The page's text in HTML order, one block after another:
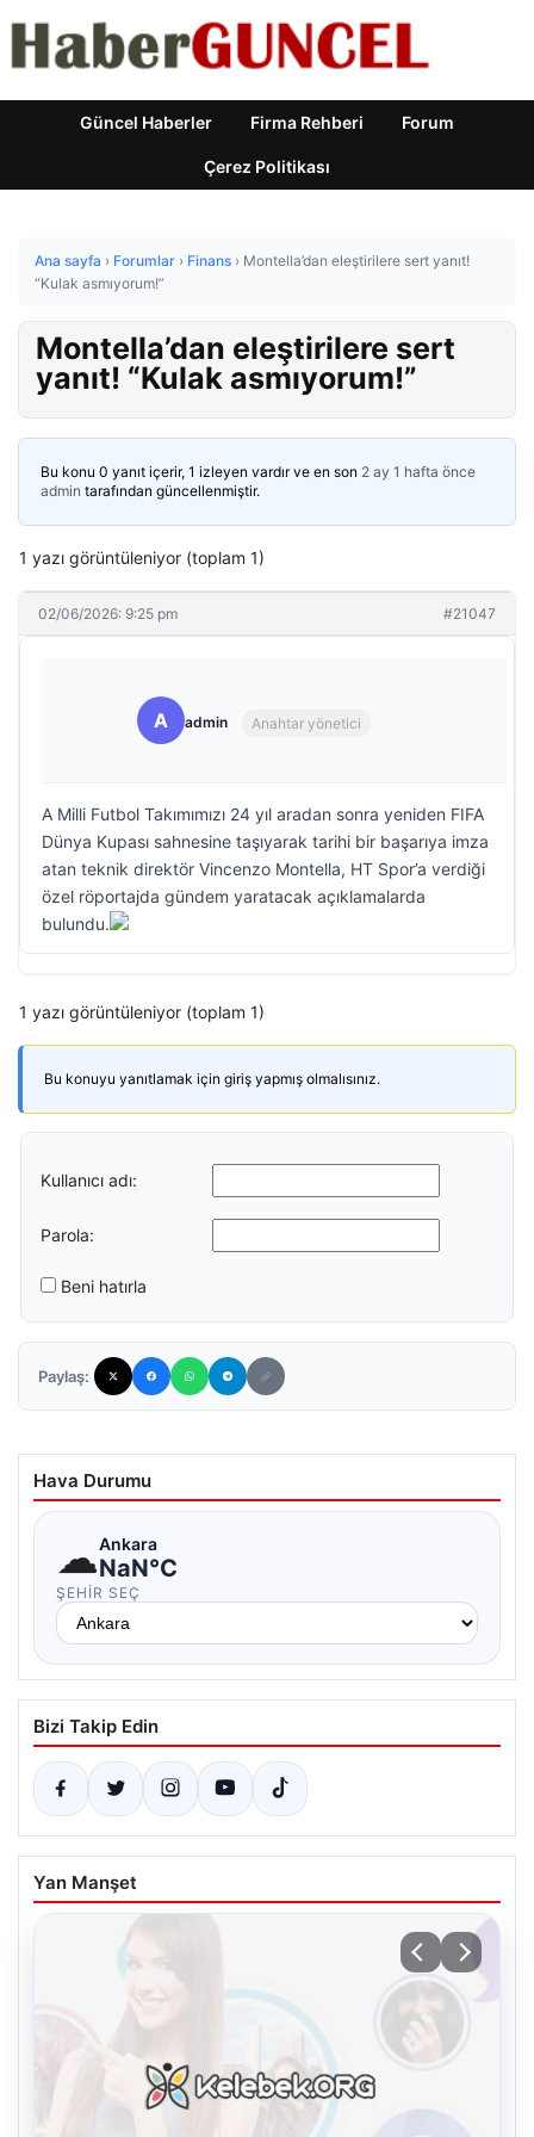
Güncel Haberler Firma Rehberi Forum
Çerez Politikası
Ana sayfa › Forumlar › Finans › Montella’dan eleştirilere sert yanıt!
“Kulak asmıyorum!”
Montella’dan eleştirilere sert
yanıt! “Kulak asmıyorum!”
Bu konu 0 yanıt içerir, 1 izleyen vardır ve en son 2 ay 1 hafta önce
admin tarafından güncellenmiştir.
1 yazı görüntüleniyor (toplam 1)
02/06/2026: 9:25 pm #21047
A admin Anahtar yönetici
A Milli Futbol Takımımızı 24 yıl aradan sonra yeniden FIFA
Dünya Kupası sahnesine taşıyarak tarihi bir başarıya imza
atan teknik direktör Vincenzo Montella, HT Spor’a verdiği
özel röportajda gündem yaratacak açıklamalarda
bulundu.
1 yazı görüntüleniyor (toplam 1)
Bu konuyu yanıtlamak için giriş yapmış olmalısınız.
Kullanıcı adı:
Parola:
Beni hatırla
Paylaş:
Hava Durumu
☁Ankara
NaN°C
ŞEHIR SEÇ
Bizi Takip Edin
Yan Manşet